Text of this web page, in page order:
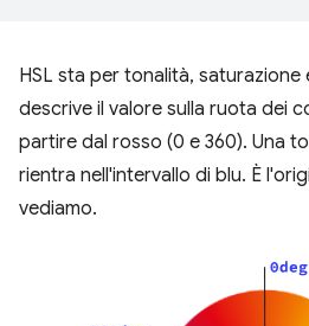
HSL sta per tonalità, saturazione
descrive il valore sulla ruota dei
partire dal rosso (0 e 360). Una
rientra nell'intervallo di blu. È
vediamo.